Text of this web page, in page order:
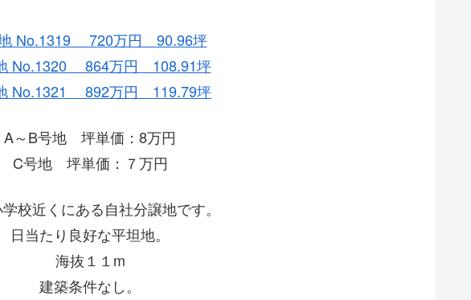
No.1319 720万円 90.96坪
No.1320 864万円 108.91坪
No.1321 892万円 119.79坪
A～B号地 坪単価：8万円
C号地 坪単価：７万円
校近くにある自社分譲地です。
日当たり良好な平坦地。
海抜１１m
建築条件なし。